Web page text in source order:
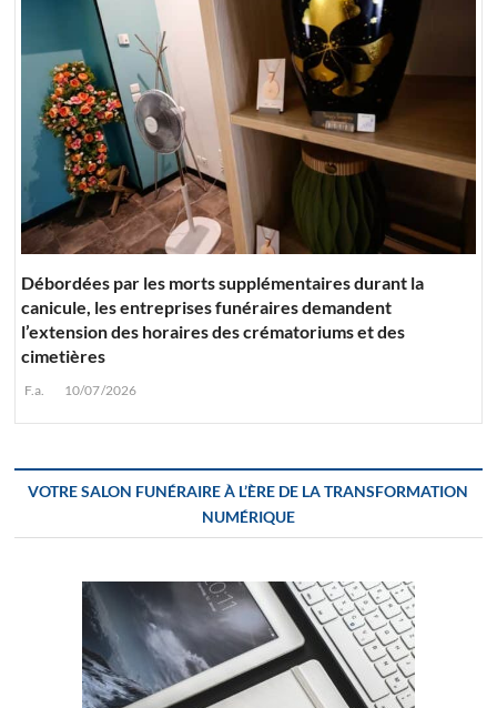
Débordées par les morts supplémentaires durant la
canicule, les entreprises funéraires demandent
l’extension des horaires des crématoriums et des
cimetières
F.a. 10/07/2026
VOTRE SALON FUNÉRAIRE À L’ÈRE DE LA TRANSFORMATION
NUMÉRIQUE